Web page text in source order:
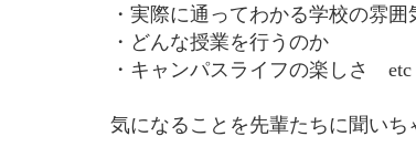
・実際に通ってわかる学校の雰囲
・どんな授業を行うのか
・キャンパスライフの楽しさ etc
気になることを先輩たちに聞いち